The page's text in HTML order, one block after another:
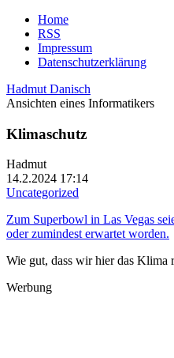
Home
RSS
Impressum
Datenschutzerklärung
Hadmut Danisch
Ansichten eines Informatikers
Klimaschutz
Hadmut
14.2.2024 17:14
Uncategorized
Zum Superbowl in Las Vegas
oder zumindest erwartet worden.
Wie gut, dass wir hier das Klima
Werbung